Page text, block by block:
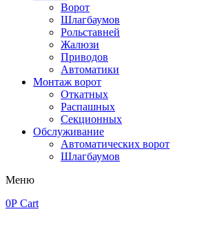
Ворот
Шлагбаумов
Рольставней
Жалюзи
Приводов
Автоматики
Монтаж ворот
Откатных
Распашных
Секционных
Обслуживание
Автоматических ворот
Шлагбаумов
Меню
0Р Cart